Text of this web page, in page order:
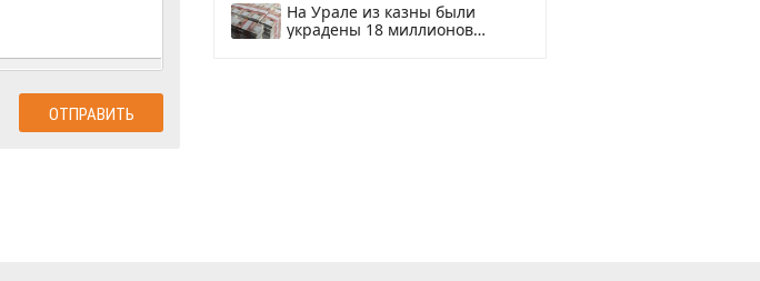
На Урале из казны были
украдены 18 миллионов